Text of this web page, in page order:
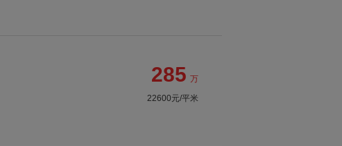
285 万
22600元/平米